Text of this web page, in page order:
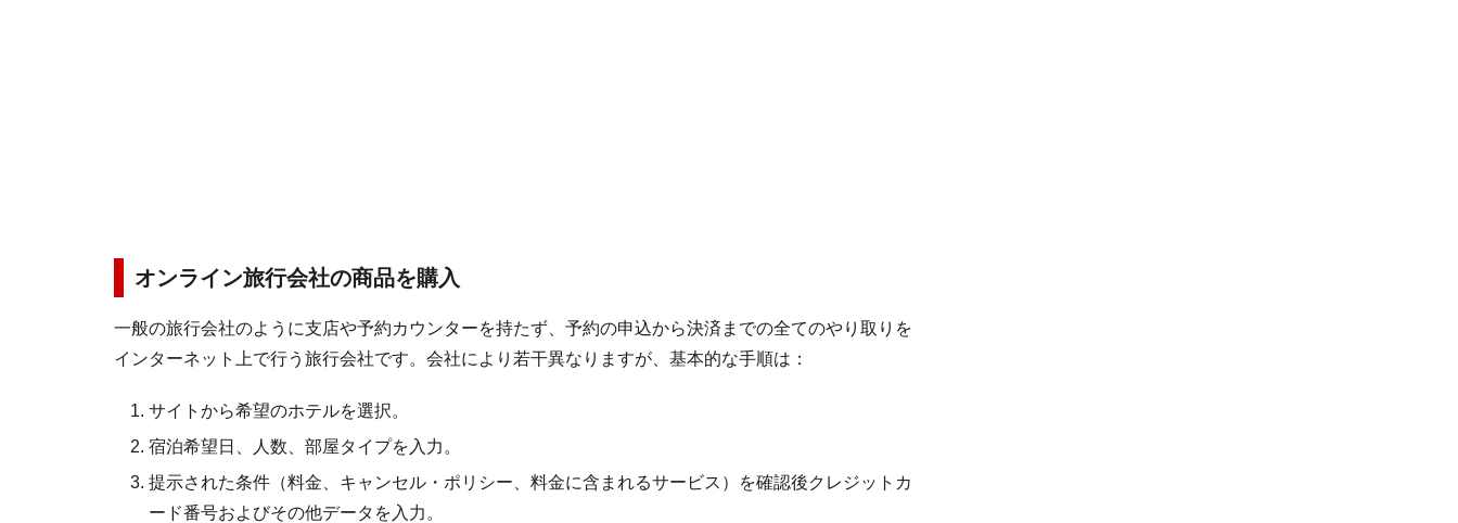
オンライン旅行会社の商品を購入
一般の旅行会社のように支店や予約カウンターを持たず、予約の申込から決済までの全てのやり取りを
インターネット上で行う旅行会社です。会社により若干異なりますが、基本的な手順は：
サイトから希望のホテルを選択。
宿泊希望日、人数、部屋タイプを入力。
提示された条件（料金、キャンセル・ポリシー、料金に含まれるサービス）を確認後クレジットカ
ード番号およびその他データを入力。